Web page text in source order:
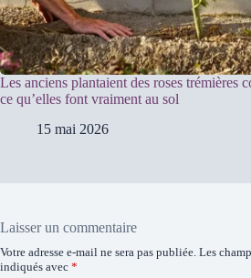
Les anciens plantaient des roses trémières
ce qu’elles font vraiment au sol
15 mai 2026
Laisser un commentaire
Votre adresse e-mail ne sera pas publiée. Les
indiqués avec *